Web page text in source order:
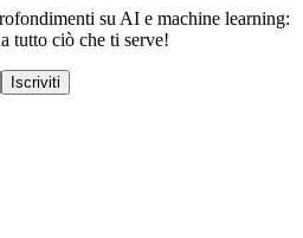
su AI e machine learning:
tutto ciò che ti serve!
Iscriviti